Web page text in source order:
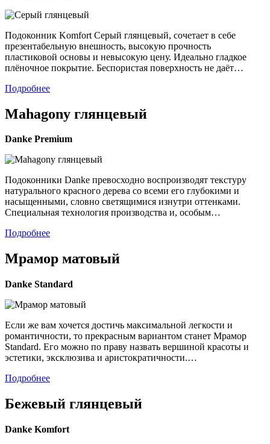
Подоконник Komfort Серый глянцевый, сочетает в себе
презентабельную внешность, высокую прочность
пластиковой основы и невысокую цену. Идеально гладкое
плёночное покрытие. Беспористая поверхность не даёт…
Подробнее
Mahagony глянцевый
Danke Premium
Подоконники Danke превосходно воспроизводят текстуру
натурального красного дерева со всеми его глубокими и
насыщенными, словно светящимися изнутри оттенками.
Специальная технология производства и, особым…
Подробнее
Мрамор матовый
Danke Standard
Если же вам хочется достичь максимальной легкости и
романтичности, то прекрасным вариантом станет Мрамор
Standard. Его можно по праву назвать вершиной красоты и
эстетики, эксклюзива и аристократичности.…
Подробнее
Бежевый глянцевый
Danke Komfort